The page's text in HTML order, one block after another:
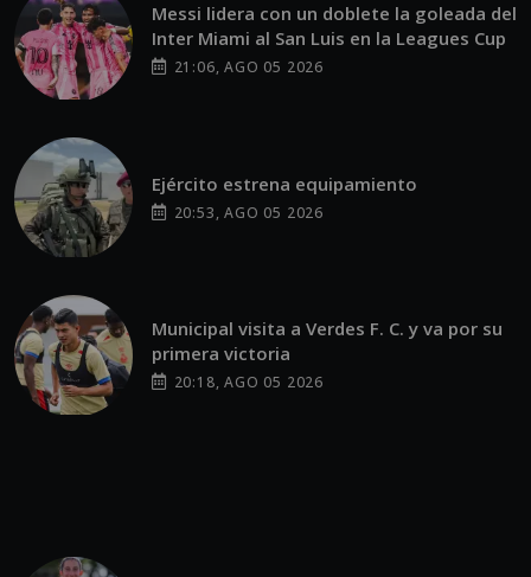
Messi lidera con un doblete la goleada del
Inter Miami al San Luis en la Leagues Cup
21:06, AGO 05 2026
Ejército estrena equipamiento
20:53, AGO 05 2026
Municipal visita a Verdes F. C. y va por su
primera victoria
20:18, AGO 05 2026